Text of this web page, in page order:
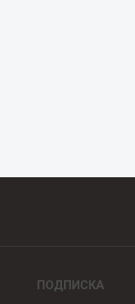
ПОДПИСКА